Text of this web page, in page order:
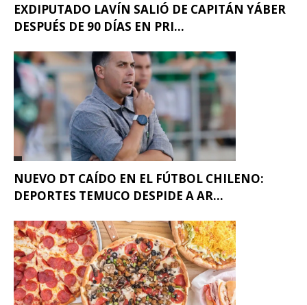
EXDIPUTADO LAVÍN SALIÓ DE CAPITÁN YÁBER
DESPUÉS DE 90 DÍAS EN PRI...
NUEVO DT CAÍDO EN EL FÚTBOL CHILENO:
DEPORTES TEMUCO DESPIDE A AR...